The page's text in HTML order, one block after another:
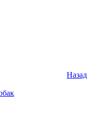
Назад